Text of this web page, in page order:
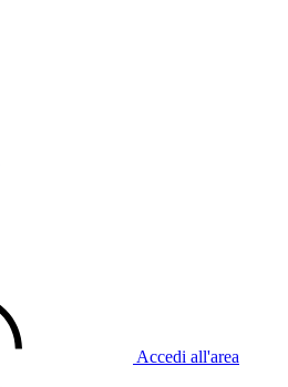
Accedi all'area